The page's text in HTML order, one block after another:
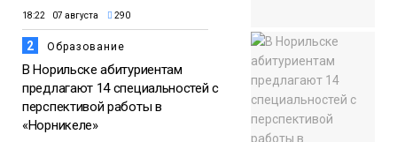
18:22 07 августа 290
2 Образование
В Норильске абитуриентам
предлагают 14 специальностей с
перспективой работы в
«Норникеле»